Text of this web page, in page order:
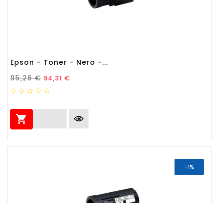
Epson - Toner - Nero -...
Prezzo Standard
95,26 € Prezzo
94,31 €

-1%